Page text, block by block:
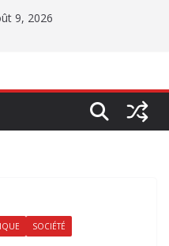
9, 2026
SOCIÉTÉ